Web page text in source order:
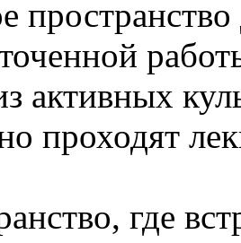
активных
проходят
где